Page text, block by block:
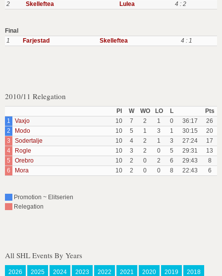
2
Skelleftea Lulea 4 : 2
Final
1
Farjestad Skelleftea 4 : 1
2010/11 Relegation
Pl W WO LO L
Pts
1
Vaxjo 10 7 2 1 0 36:17
26
2
Modo 10 5 1 3 1 30:15
20
3
Sodertalje 10 4 2 1 3 27:24
17
4
Rogle 10 3 2 0 5 29:31
13
5
Orebro 10 2 0 2 6 29:43
8
6
Mora 10 2 0 0 8 22:43 6
Promotion ~ Elitserien
Relegation
All SHL Events By Years
2026 2025 2024 2023 2022 2021 2020 2019 2018